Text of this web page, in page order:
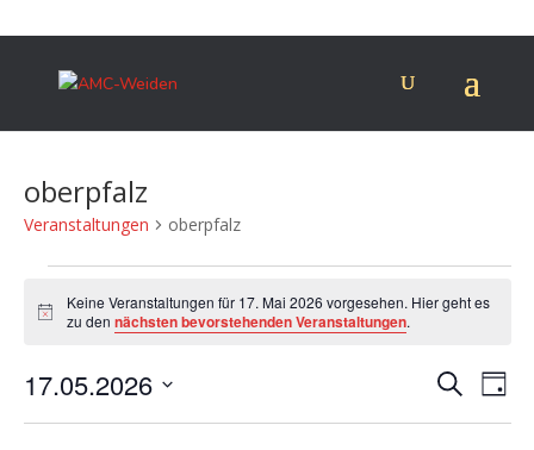
oberpfalz
Veranstaltungen oberpfalz
Veranstaltungen
für
Mai
2026
Hinweis
Keine Veranstaltungen für 17. Mai 2026 vorgesehen. Hier geht es
zu den nächsten bevorstehenden Veranstaltungen.
Suche
SucheTag
17.05.2026